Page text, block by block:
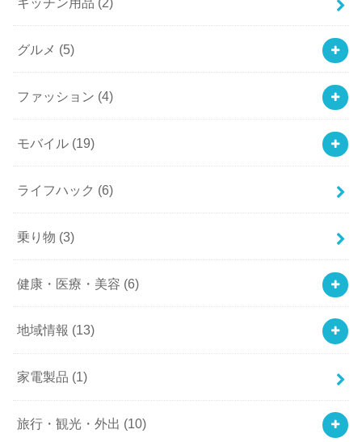
グルメ (5)
ファッション (4)
モバイル (19)
ライフハック (6)
乗り物 (3)
健康・医療・美容 (6)
地域情報 (13)
家電製品 (1)
旅行・観光・外出 (10)